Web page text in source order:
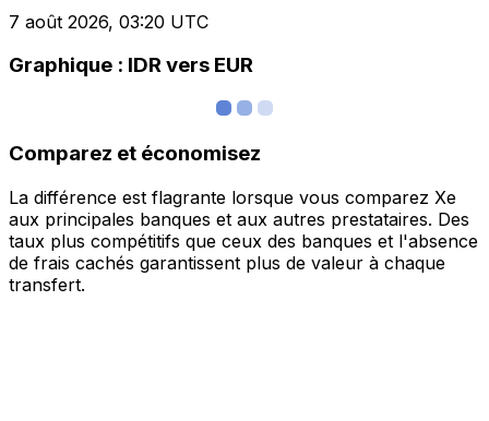
7 août 2026, 03:20 UTC
Graphique : IDR vers EUR
Comparez et économisez
La différence est flagrante lorsque vous comparez Xe
aux principales banques et aux autres prestataires. Des
taux plus compétitifs que ceux des banques et l'absence
de frais cachés garantissent plus de valeur à chaque
transfert.